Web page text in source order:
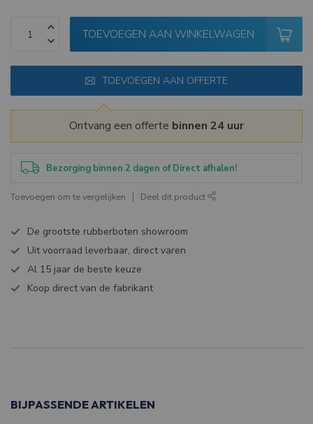
TOEVOEGEN AAN WINKELWAGEN
TOEVOEGEN AAN OFFERTE
Ontvang een offerte binnen 24 uur
Bezorging binnen 2 dagen of Direct afhalen!
Toevoegen om te vergelijken Deel dit product
De grootste rubberboten showroom
Uit voorraad leverbaar, direct varen
Al 15 jaar de beste keuze
Koop direct van de fabrikant
BIJPASSENDE ARTIKELEN